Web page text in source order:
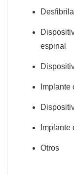
espinal
Implante
Implante
Otros